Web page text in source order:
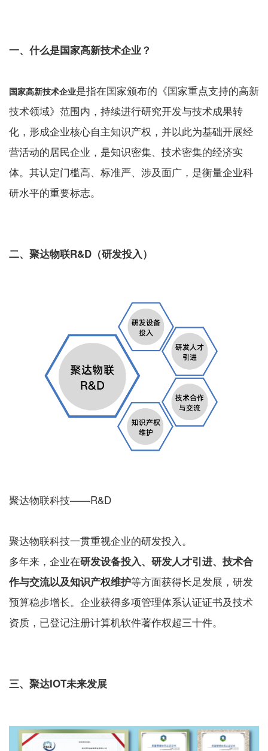
一、什么是国家高新技术企业？
国家高新技术企业是指在国家颁布的《国家重点支持的高新
技术领域》范围内，持续进行研究开发与技术成果转
化，形成企业核心自主知识产权，并以此为基础开展经
营活动的居民企业，是知识密集、技术密集的经济实
体。 其认定门槛高、标准严、涉及面广，是衡量企业科
研水平的重要标志。
二、聚达物联R&D（研发投入）
聚达物联科技——R&D
聚达物联科技一贯重视企业的研发投入。
多年来，企业在研发设备投入、研发人才引进、技术合
作与交流以及知识产权维护等方面获得长足发展，研发
预算稳步增长。企业获得多项管理体系认证证书及技术
资质，已登记注册计算机软件著作权超三十件。
三、聚达IOT未来发展